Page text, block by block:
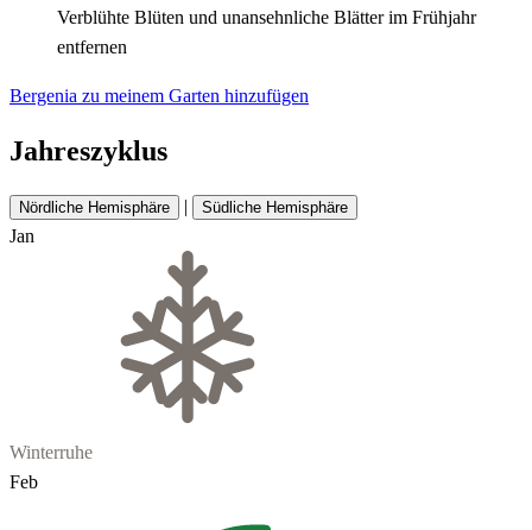
Verblühte Blüten und unansehnliche Blätter im Frühjahr
entfernen
Bergenia zu meinem Garten hinzufügen
Jahreszyklus
Nördliche Hemisphäre | Südliche Hemisphäre
Jan
Winterruhe
Feb